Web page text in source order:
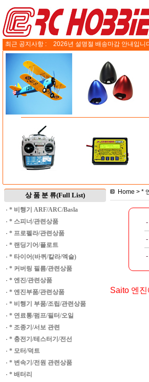
최근 공지사항 : 2026년 설명절 배송마감 안내입니
상 품 분 류(Full List)
· * 비행기 ARF/ARC/Basla
· * 스피너/관련상품
· * 프로펠라/관련상품
· * 랜딩기어/플로트
· * 타이어(바퀴/칼라/엑슬)
· * 커버링 필름/관련상품
· * 엔진/관련상품
· * 엔진부품/관련상품
· * 비행기 부품/조립/관련상품
· * 연료통/펌프/필터/오일
· * 조종기/서보 관련
· * 충전기/테스터기/전선
· * 모터/덕트
· * 변속기/전원 관련상품
· * 배터리
Home > *
Saito 엔